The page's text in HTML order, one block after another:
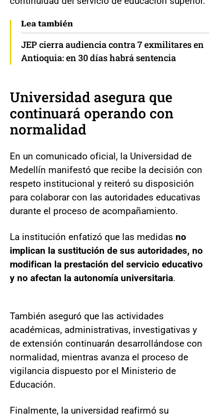
Lea también
JEP cierra audiencia contra 7 exmilitares en
Antioquia: en 30 días habrá sentencia
Universidad asegura que
continuará operando con
normalidad
En un comunicado oficial, la Universidad de
Medellín manifestó que recibe la decisión con
respeto institucional y reiteró su disposición
para colaborar con las autoridades educativas
durante el proceso de acompañamiento.
La institución enfatizó que las medidas no
implican la sustitución de sus autoridades, no
modifican la prestación del servicio educativo
y no afectan la autonomía universitaria.
También aseguró que las actividades
académicas, administrativas, investigativas y
de extensión continuarán desarrollándose con
normalidad, mientras avanza el proceso de
vigilancia dispuesto por el Ministerio de
Educación.
Finalmente, la universidad reafirmó su